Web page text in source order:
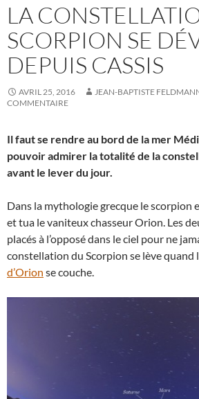
LA
SCORPION SE
DEPUIS CASSIS
AVRIL 25, 2016 JEAN-BAPTISTE
COMMENTAIRE
Il faut se rendre au bord de la mer
pouvoir admirer la totalité de la
avant le lever du jour.
Dans la mythologie grecque le scorpion
et tua le vaniteux chasseur Orion. Les
placés à l’opposé dans le ciel pour ne
constellation du Scorpion se lève quand
d’Orion se couche.